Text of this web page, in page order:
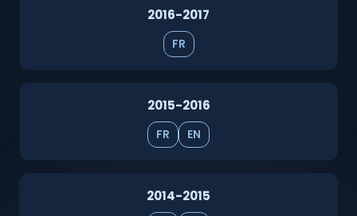
2016-2017
FR
2015-2016
FR EN
2014-2015